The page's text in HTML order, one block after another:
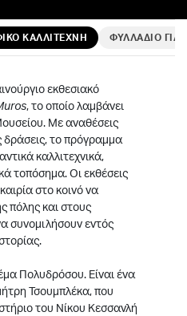
ΚΑΛΛΙΤΕΧΝΗ ΦΥΛΛΑΔΙΟ ΓΙΑ
εκθεσιακό
, το οποίο λαμβάνει
Με αναθέσεις
δράσεις, το πρόγραμμα
καλλιτεχνικά,
τοπόσημα. Οι εκθέσεις
στο κοινό να
πόλης και στους
συνομιλήσουν εντός
Πολυδρόσου. Είναι ένα
Τσουμπλέκα, που
του Νίκου Κεσσανλή